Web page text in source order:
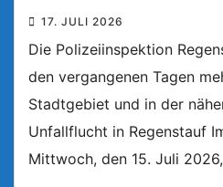
17. JULI 2026
Die Polizeiinspektion
den vergangenen Tagen
Stadtgebiet und in der
Unfallflucht in Regenstauf
Mittwoch, den 15. Juli